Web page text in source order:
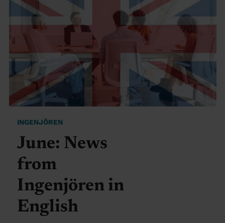
INGENJÖREN
June: News
from
Ingenjören in
English